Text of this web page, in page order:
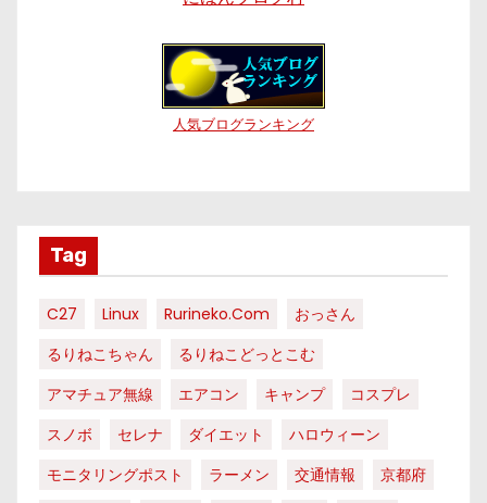
人気ブログランキング
Tag
C27 Linux Rurineko.com
おっさん
るりねこちゃん
るりねこどっとこむ
アマチュア無線
エアコン キャンプ
コスプレ
スノボ
セレナ ダイエット
ハロウィーン
モニタリングポスト
ラーメン 交通情報
京都府